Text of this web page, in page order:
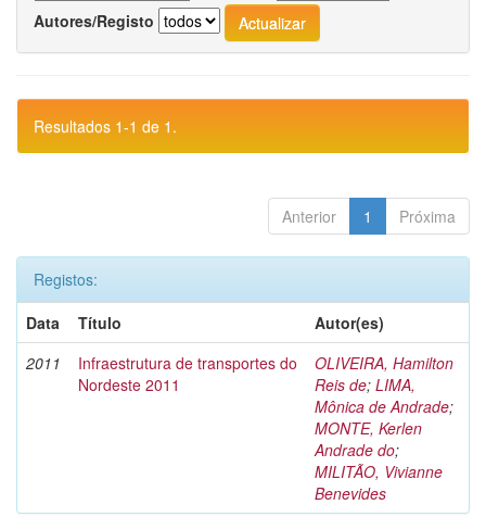
Autores/Registo
Resultados 1-1 de 1.
Anterior 1 Próxima
Registos:
Data
Título
Autor(es)
2011
Infraestrutura de transportes do
Nordeste 2011
OLIVEIRA, Hamilton
Reis de; LIMA,
Mônica de Andrade;
MONTE, Kerlen
Andrade do;
MILITÃO, Vivianne
Benevides